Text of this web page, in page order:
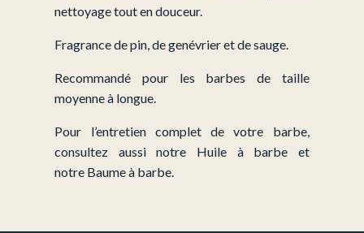
nettoyage tout en douceur.
Fragrance de pin, de genévrier et de sauge.
Recommandé pour les barbes de taille
moyenne à longue.
Pour l’entretien complet de votre barbe,
consultez aussi notre Huile à barbe et
notre Baume à barbe.